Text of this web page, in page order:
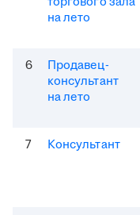
на лето
6
Продавец-
консультант
на лето
7 Консультант